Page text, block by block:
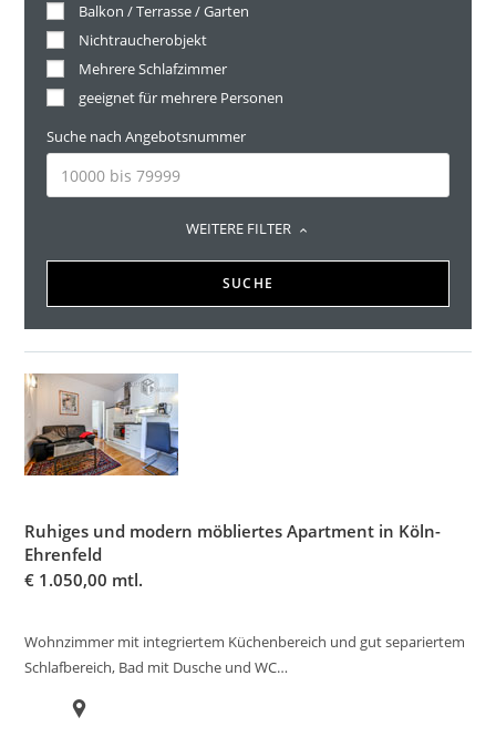
Balkon / Terrasse / Garten
Nichtraucherobjekt
Mehrere Schlafzimmer
geeignet für mehrere Personen
Suche nach Angebotsnummer
WEITERE FILTER
SUCHE
Ruhiges und modern möbliertes Apartment in Köln-
Ehrenfeld
€ 1.050,00 mtl.
Wohnzimmer mit integriertem Küchenbereich und gut separiertem
Schlafbereich, Bad mit Dusche und WC…